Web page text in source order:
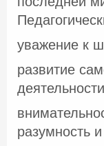
уважение к
развитие
разумность